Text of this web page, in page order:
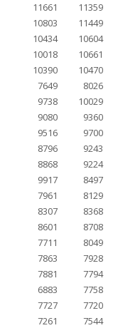
11661 11359
10803 11449
10434 10604
10018 10661
10390 10470
7649 8026
9738 10029
9080 9360
9516 9700
8796 9243
8868 9224
9917 8497
7961 8129
8307 8368
8601 8708
7711 8049
7863 7928
7881 7794
6883 7758
7727 7720
7261 7544